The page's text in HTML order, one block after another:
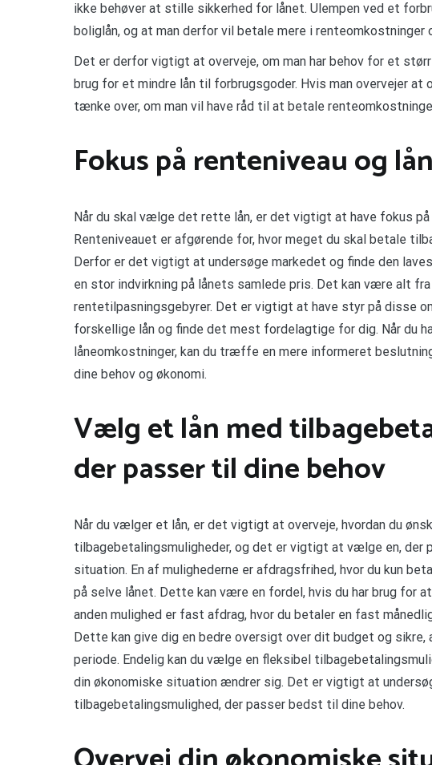
ikke behøver at stille sikkerhed for lånet. Ulempen ved et
boliglån, og at man derfor vil betale mere i renteomkostninger
Det er derfor vigtigt at overveje, om man har behov for et
brug for et mindre lån til forbrugsgoder. Hvis man overvejer
tænke over, om man vil have råd til at betale
Fokus på renteniveau og
Når du skal vælge det rette lån, er det vigtigt at have fokus
Renteniveauet er afgørende for, hvor meget du skal betale
Derfor er det vigtigt at undersøge markedet og finde den
en stor indvirkning på lånets samlede pris. Det kan være alt
rentetilpasningsgebyrer. Det er vigtigt at have styr på disse
forskellige lån og finde det mest fordelagtige for dig. Når du
låneomkostninger, kan du træffe en mere informeret
dine behov og økonomi.
Vælg et lån med
der passer til dine behov
Når du vælger et lån, er det vigtigt at overveje, hvordan du
tilbagebetalingsmuligheder, og det er vigtigt at vælge en, der
situation. En af mulighederne er afdragsfrihed, hvor du kun
på selve lånet. Dette kan være en fordel, hvis du har brug for
anden mulighed er fast afdrag, hvor du betaler en fast
Dette kan give dig en bedre oversigt over dit budget og
periode. Endelig kan du vælge en fleksibel
din økonomiske situation ændrer sig. Det er vigtigt at
tilbagebetalingsmulighed, der passer bedst til dine behov.